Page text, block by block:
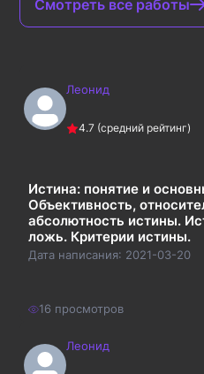
Смотреть все работы
Леонид
4.7 (средний рейтинг)
Истина: понятие и
Объективность,
абсолютность истины.
ложь. Критерии истины.
Дата написания: 2021-03-20
16 просмотров
250 ₽
Леонид